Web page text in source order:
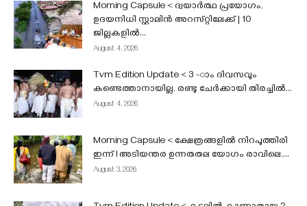
Morning Capsule < ദ്വയാർത്ഥ പ്രയോഗം,
ഉദയനിധി സ്റ്റാലിൻ അറസ്‌റ്റിലേക്ക് | 10
ജില്ലകളിൽ...
August 4, 2026
Tvm Edition Update < 3 -ാം ദിവസവും
കണ്ടെത്താനായില്ല, രണ്ടു ചേർക്കായി തിരച്ചിൽ...
August 4, 2026
Morning Capsule < ക്ഷേത്രങ്ങളിൽ നിറപുത്തിരി
ഇന്ന് l അടിയന്തര ഉന്നതതല യോഗം രാവിലെ,...
August 3, 2026